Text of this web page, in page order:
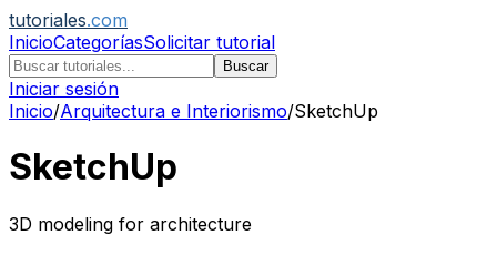
tutoriales.com
InicioCategoríasSolicitar tutorial
Buscar
Iniciar sesión
Inicio/Arquitectura e Interiorismo/SketchUp
SketchUp
3D modeling for architecture